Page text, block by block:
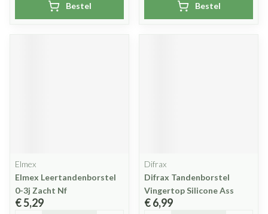
Bestel Bestel
Elmex
Elmex Leertandenborstel
0-3j Zacht Nf
€ 5,29
Difrax
Difrax Tandenborstel
Vingertop Silicone Ass
€ 6,99